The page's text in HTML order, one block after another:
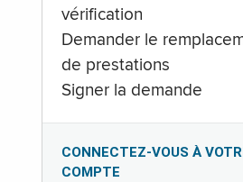
vérification
Demander le
de prestations
Signer la demande
CONNECTEZ-VOUS À
COMPTE